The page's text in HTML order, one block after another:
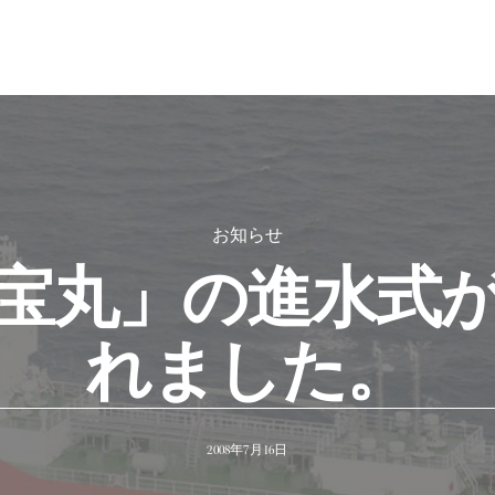
お知らせ
丸」の進水式
れました。
2008年7月16日